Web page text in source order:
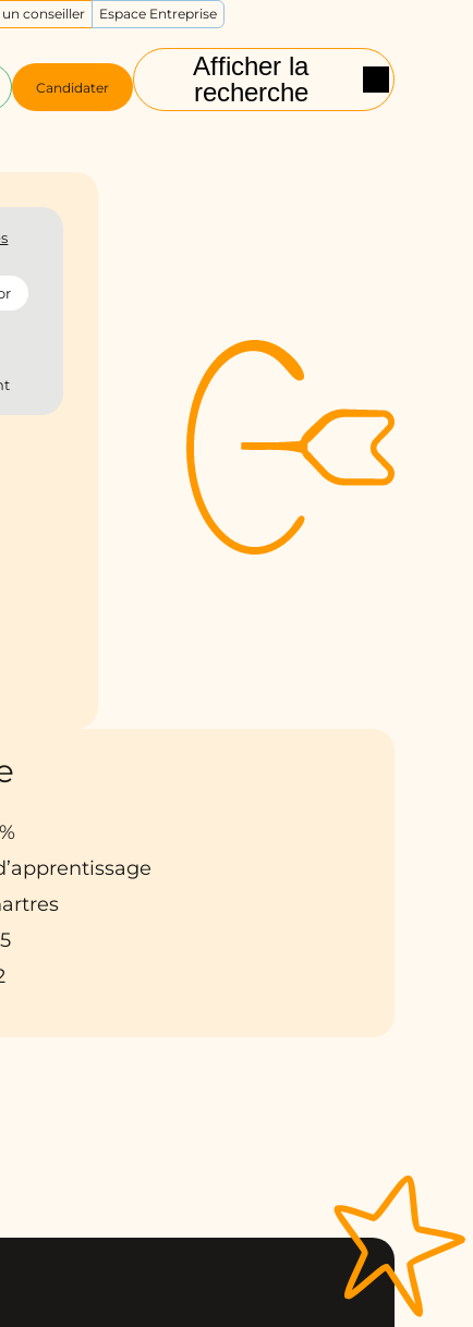
Afficher la
recherche
Candidater
conseiller Espace Entreprise